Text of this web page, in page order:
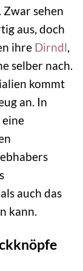
Zwar sehen
aus, doch
ihre Dirndl,
selber nach.
kommt
an. In
auch das
kann.